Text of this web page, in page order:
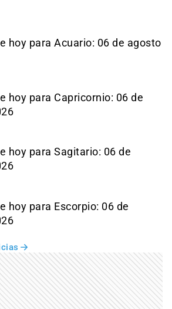
hoy para Acuario: 06 de agosto
hoy para Capricornio: 06 de
hoy para Sagitario: 06 de
hoy para Escorpio: 06 de